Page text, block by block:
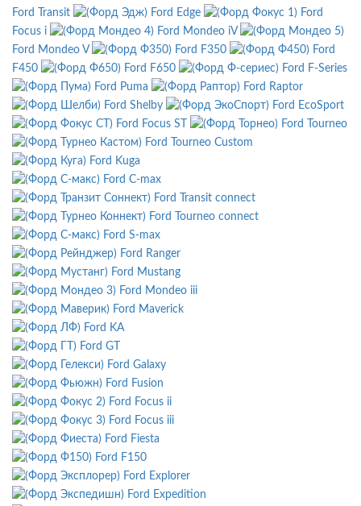
Ford Transit Ford Edge
Ford
Focus i
Ford Mondeo iV
Ford Mondeo V
Ford F350
Ford
F450
Ford F650
Ford F-Series
Ford Puma
Ford Raptor
Ford Shelby
Ford EcoSport
Ford Focus ST
Ford Tourneo
Ford Tourneo Custom
Ford Kuga
Ford C-max
Ford Transit connect
Ford Tourneo connect
Ford S-max
Ford Ranger
Ford Mustang
Ford Mondeo iii
Ford Maverick
Ford KA
Ford GT
Ford Galaxy
Ford Fusion
Ford Focus ii
Ford Focus iii
Ford Fiesta
Ford F150
Ford Explorer
Ford Expedition